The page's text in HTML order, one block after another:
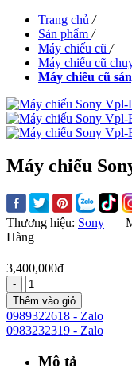
Trang chủ /
Sản phẩm /
Máy chiếu cũ /
Máy chiếu cũ
Máy chiếu cũ
Máy chiếu
Thương hiệu: Sony |
Hàng
3,400,000đ
-
Thêm vào giỏ
0989322618 - Zalo
0983232319 - Zalo
Mô tả